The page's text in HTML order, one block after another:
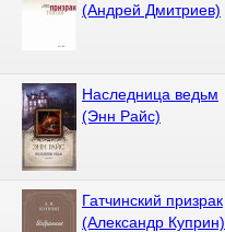
(Андрей Дмитриев)
Наследница ведьм
(Энн Райс)
Гатчинский призрак
(Александр Куприн)